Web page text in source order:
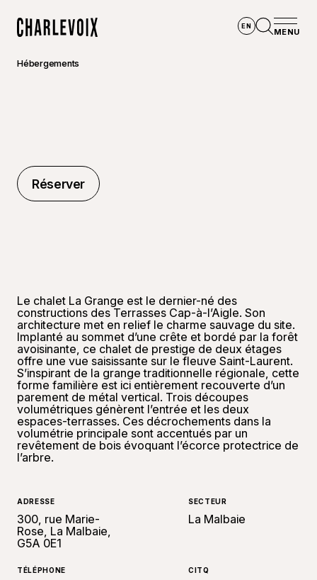
EN
MENU
Hébergements
Réserver
Réserver
Le chalet La Grange est le dernier-né des
constructions des Terrasses Cap-à-l’Aigle. Son
architecture met en relief le charme sauvage du site.
Implanté au sommet d’une crête et bordé par la forêt
avoisinante, ce chalet de prestige de deux étages
offre une vue saisissante sur le fleuve Saint-Laurent.
S’inspirant de la grange traditionnelle régionale, cette
forme familière est ici entièrement recouverte d’un
parement de métal vertical. Trois découpes
volumétriques génèrent l’entrée et les deux
espaces-terrasses. Ces décrochements dans la
volumétrie principale sont accentués par un
revêtement de bois évoquant l’écorce protectrice de
l’arbre.
ADRESSE
300, rue Marie-
Rose, La Malbaie,
G5A 0E1
SECTEUR
La Malbaie
TÉLÉPHONE CITQ